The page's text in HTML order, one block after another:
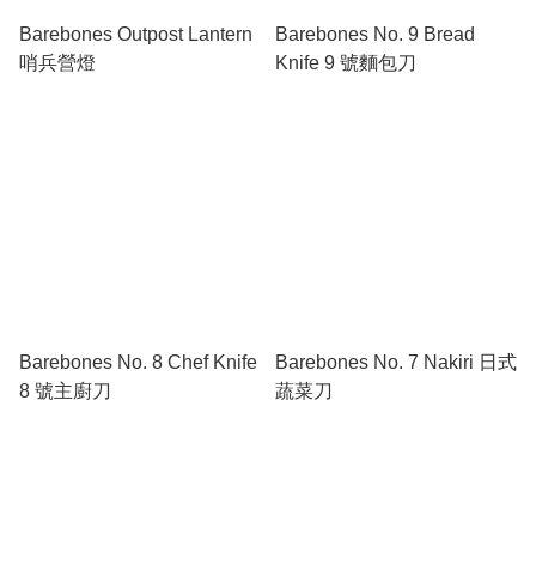
Barebones Outpost Lantern
哨兵營燈
Barebones No. 9 Bread
Knife 9 號麵包刀
Barebones No. 8 Chef Knife
8 號主廚刀
Barebones No. 7 Nakiri 日式
蔬菜刀